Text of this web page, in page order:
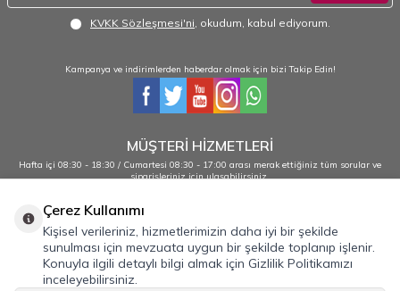
KVKK Sözleşmesi'ni, okudum, kabul ediyorum.
Kampanya ve indirimlerden haberdar olmak için bizi Takip Edin!
MÜŞTERİ HİZMETLERİ
Hafta içi 08:30 - 18:30 / Cumartesi 08:30 - 17:00 arası merak ettiğiniz tüm sorular ve
siparişleriniz için ulaşabilirsiniz.
0232 484 38 44 - 0533 330 88 95
Önemli Bilgiler
Hızlı Erişim
Çerez Kullanımı
Kişisel verileriniz, hizmetlerimizin daha iyi bir şekilde
sunulması için mevzuata uygun bir şekilde toplanıp işlenir.
Konuyla ilgili detaylı bilgi almak için Gizlilik Politikamızı
inceleyebilirsiniz.